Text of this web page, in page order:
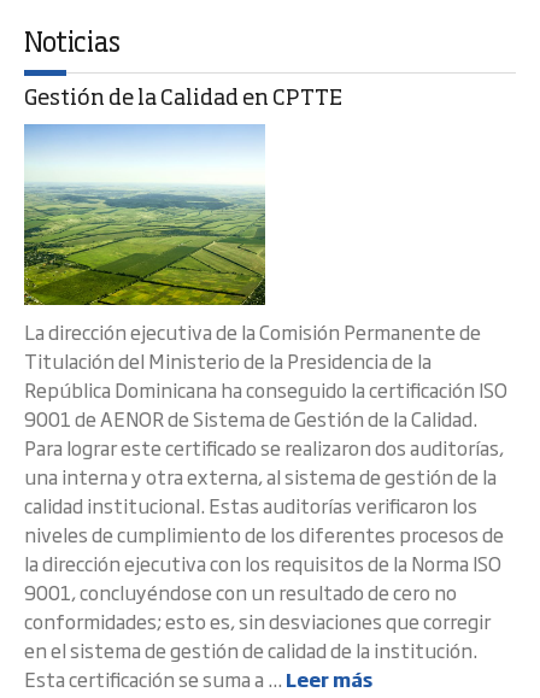
Noticias
Gestión de la Calidad en CPTTE
La dirección ejecutiva de la Comisión Permanente de
Titulación del Ministerio de la Presidencia de la
República Dominicana ha conseguido la certificación ISO
9001 de AENOR de Sistema de Gestión de la Calidad.
Para lograr este certificado se realizaron dos auditorías,
una interna y otra externa, al sistema de gestión de la
calidad institucional. Estas auditorías verificaron los
niveles de cumplimiento de los diferentes procesos de
la dirección ejecutiva con los requisitos de la Norma ISO
9001, concluyéndose con un resultado de cero no
conformidades; esto es, sin desviaciones que corregir
en el sistema de gestión de calidad de la institución.
Esta certificación se suma a ... Leer más